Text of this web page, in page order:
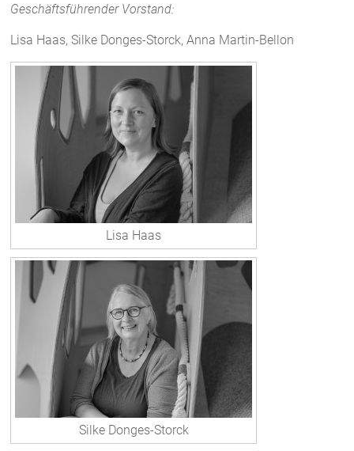
Geschäftsführender Vorstand:
Lisa Haas, Silke Donges-Storck, Anna Martin-Bellon
Lisa Haas
Silke Donges-Storck